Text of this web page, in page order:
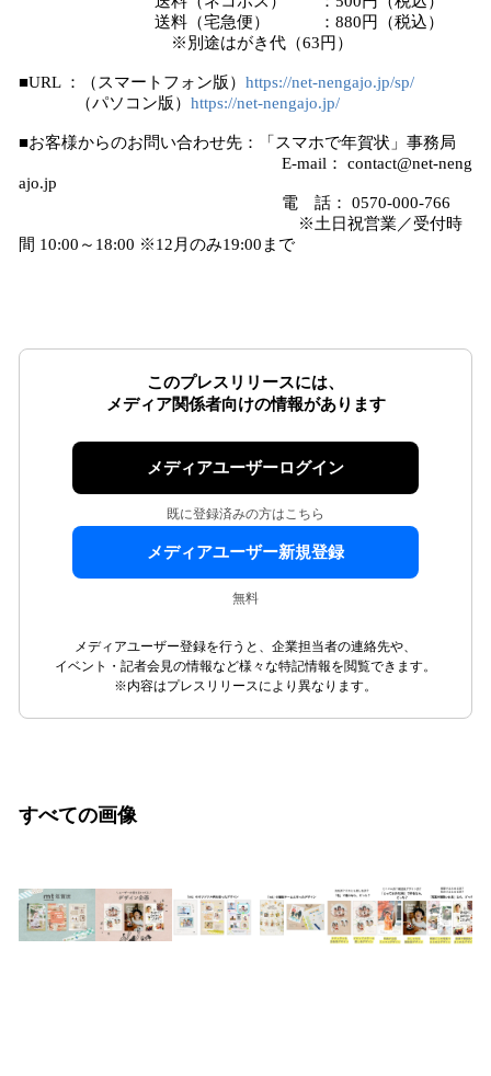
送料（宅急便） ：880円（税込）
※別途はがき代（63円）
■URL ：（スマートフォン版） https://net-nengajo.jp/sp/
（パソコン版） https://net-nengajo.jp/
■お客様からのお問い合わせ先：「スマホで年賀状」事務局
E-mail： contact@net-neng
ajo.jp
電 話： 0570-000-766
※土日祝営業／受付時
間 10:00～18:00 ※12月のみ19:00まで​
このプレスリリースには、
メディア関係者向けの情報があります
メディアユーザーログイン
既に登録済みの方はこちら
メディアユーザー新規登録
無料
メディアユーザー登録を行うと、企業担当者の連絡先や、
イベント・記者会見の情報など様々な特記情報を閲覧できます。
※内容はプレスリリースにより異なります。
すべての画像